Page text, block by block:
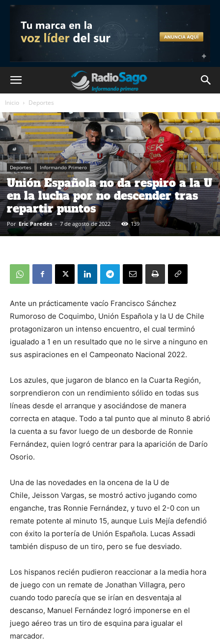
Inicio Deportes
Deportes Informando Primero
Unión Española no da respiro a la U
en la lucha por no descender tras
repartir puntos
Por Eric Paredes - 7 de agosto de 2022 139
Ante un prácticamente vacío Francisco Sánchez
Rumoroso de Coquimbo, Unión Española y la U de Chile
protagonizaron un intenso encuentro, el cual terminó
igualado a 1 en un resultado que no le sirve a ninguno en
sus aspiraciones en el Campeonato Nacional 2022.
Los azules, que jugaron de blanco en la Cuarta Región,
sorprendieron con un rendimiento sólido en todas sus
líneas desde el arranque y asociándose de manera
correcta en ataque. Todo a tal punto que al minuto 8 abrió
la cuenta a su favor luego de un desborde de Ronnie
Fernández, quien logró centrar para la aparición de Darío
Osorio.
Una de las novedades en la oncena de la U de
Chile, Jeisson Vargas, se mostró activo jugando como
enganche, tras Ronnie Fernández, y tuvo el 2-0 con un
remate potente al minuto 15, aunque Luis Mejía defendió
con éxito la portería de Unión Española. Lucas Assadi
también dispuso de un tiro, pero se fue desviado.
Los hispanos recién pudieron reaccionar a la media hora
de juego con un remate de Jonathan Villagra, pero
cuando todo parecía que se irían en desventaja al
descanso, Manuel Fernández logró imponerse en el
juego aéreo tras un tiro de esquina para igualar el
marcador.